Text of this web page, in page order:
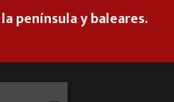
península y baleares.